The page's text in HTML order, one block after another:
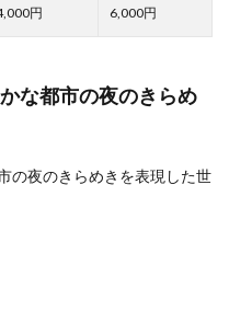
6,000
な都市の夜のきらめ
の夜のきらめきを表現した世